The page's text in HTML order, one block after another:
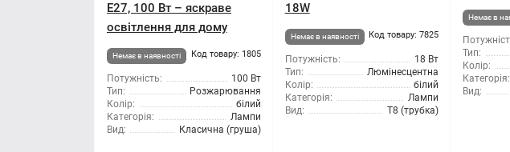
E27, 100 Вт – яскраве
освітлення для дому
Немає в наявності Код товару: 1805
Потужність:
100 Вт
Тип:
Розжарювання
Колір:
білий
Категорія:
Лампи
Вид:
Класична (груша)
18W
Немає в наявності Код товару: 7825
Потужність:
18 Вт
Тип:
Люмінесцентна
Колір:
білий
Категорія:
Лампи
Вид:
T8 (трубка)
Немає в
Тип:
Колір:
Категорія:
Вид: